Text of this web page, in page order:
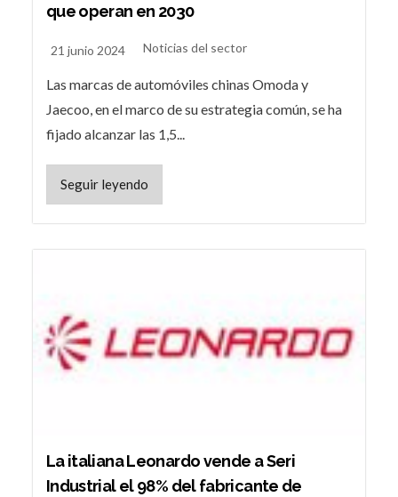
que operan en 2030
21 junio 2024 Noticias del sector
Las marcas de automóviles chinas Omoda y
Jaecoo, en el marco de su estrategia común, se ha
fijado alcanzar las 1,5...
Seguir leyendo
La italiana Leonardo vende a Seri
Industrial el 98% del fabricante de